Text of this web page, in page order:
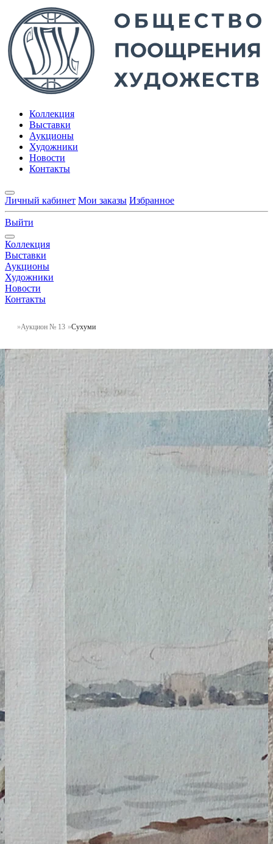
Коллекция
Выставки
Аукционы
Художники
Новости
Контакты
Личный кабинет Мои заказы Избранное
Выйти
Коллекция
Выставки
Аукционы
Художники
Новости
Контакты
Аукцион № 13 Сухуми